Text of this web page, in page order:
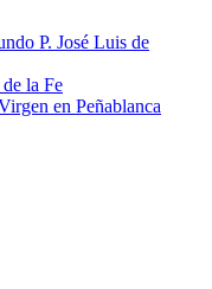
P. José Luis de
la Fe
en Peñablanca